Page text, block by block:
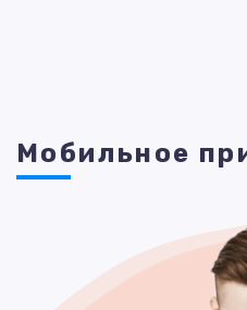
Мобильное